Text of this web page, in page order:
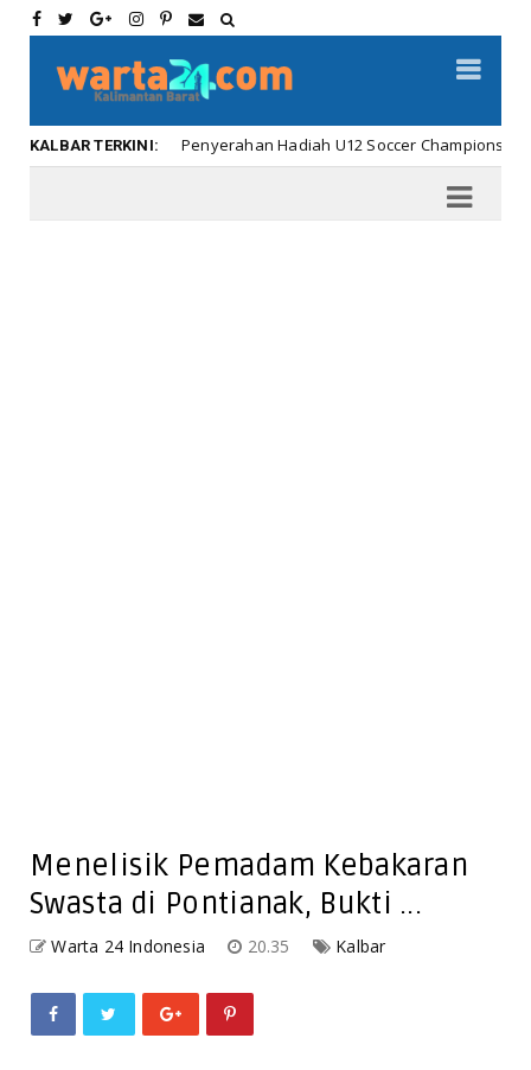
KALBAR TERKINI:
Meriahnya Penyerahan Hadiah U12 Soccer Championship ...
Menelisik Pemadam Kebakaran
Swasta di Pontianak, Bukti ...
Warta 24 Indonesia 20.35 Kalbar